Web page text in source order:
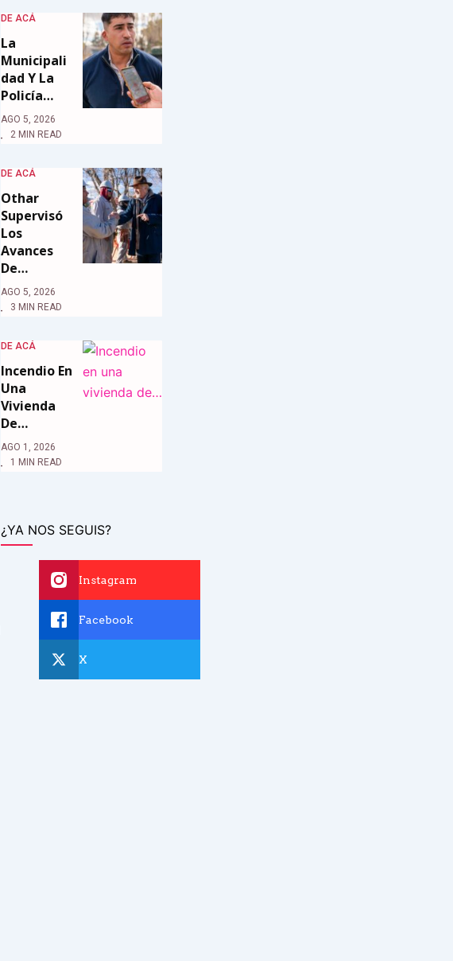
DE ACÁ
La
Municipali
Dad Y La
Policía…
AGO 5, 2026
2 MIN READ
DE ACÁ
Othar
Supervisó
Los
Avances
De…
AGO 5, 2026
3 MIN READ
DE ACÁ
Incendio En
Una
Vivienda
De…
AGO 1, 2026
1 MIN READ
¿YA NOS SEGUIS?
Instagram
Facebook
X